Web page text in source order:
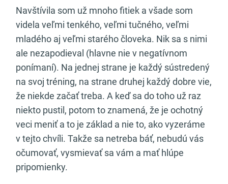
Navštívila som už mnoho fitiek a všade som
videla veľmi tenkého, veľmi tučného, veľmi
mladého aj veľmi starého človeka. Nik sa s nimi
ale nezapodieval (hlavne nie v negatívnom
ponímaní). Na jednej strane je každý sústredený
na svoj tréning, na strane druhej každý dobre vie,
že niekde začať treba. A keď sa do toho už raz
niekto pustil, potom to znamená, že je ochotný
veci meniť a to je základ a nie to, ako vyzeráme
v tejto chvíli. Takže sa netreba báť, nebudú vás
očumovať, vysmievať sa vám a mať hlúpe
pripomienky.